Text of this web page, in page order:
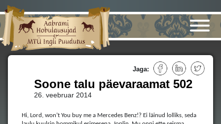
Soone talu päevaraamat 502
26. veebruar 2014
Jaga:
Hi, Lord, won’t You buy me a Mercedes Benz!? Ei läinud lolliks, seda